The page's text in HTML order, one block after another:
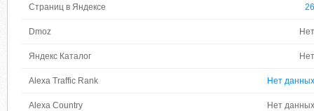
Страниц в Яндексе 26
Dmoz Нет
Яндекс Каталог Нет
Alexa Traffic Rank Нет данных
Alexa Country Нет данных